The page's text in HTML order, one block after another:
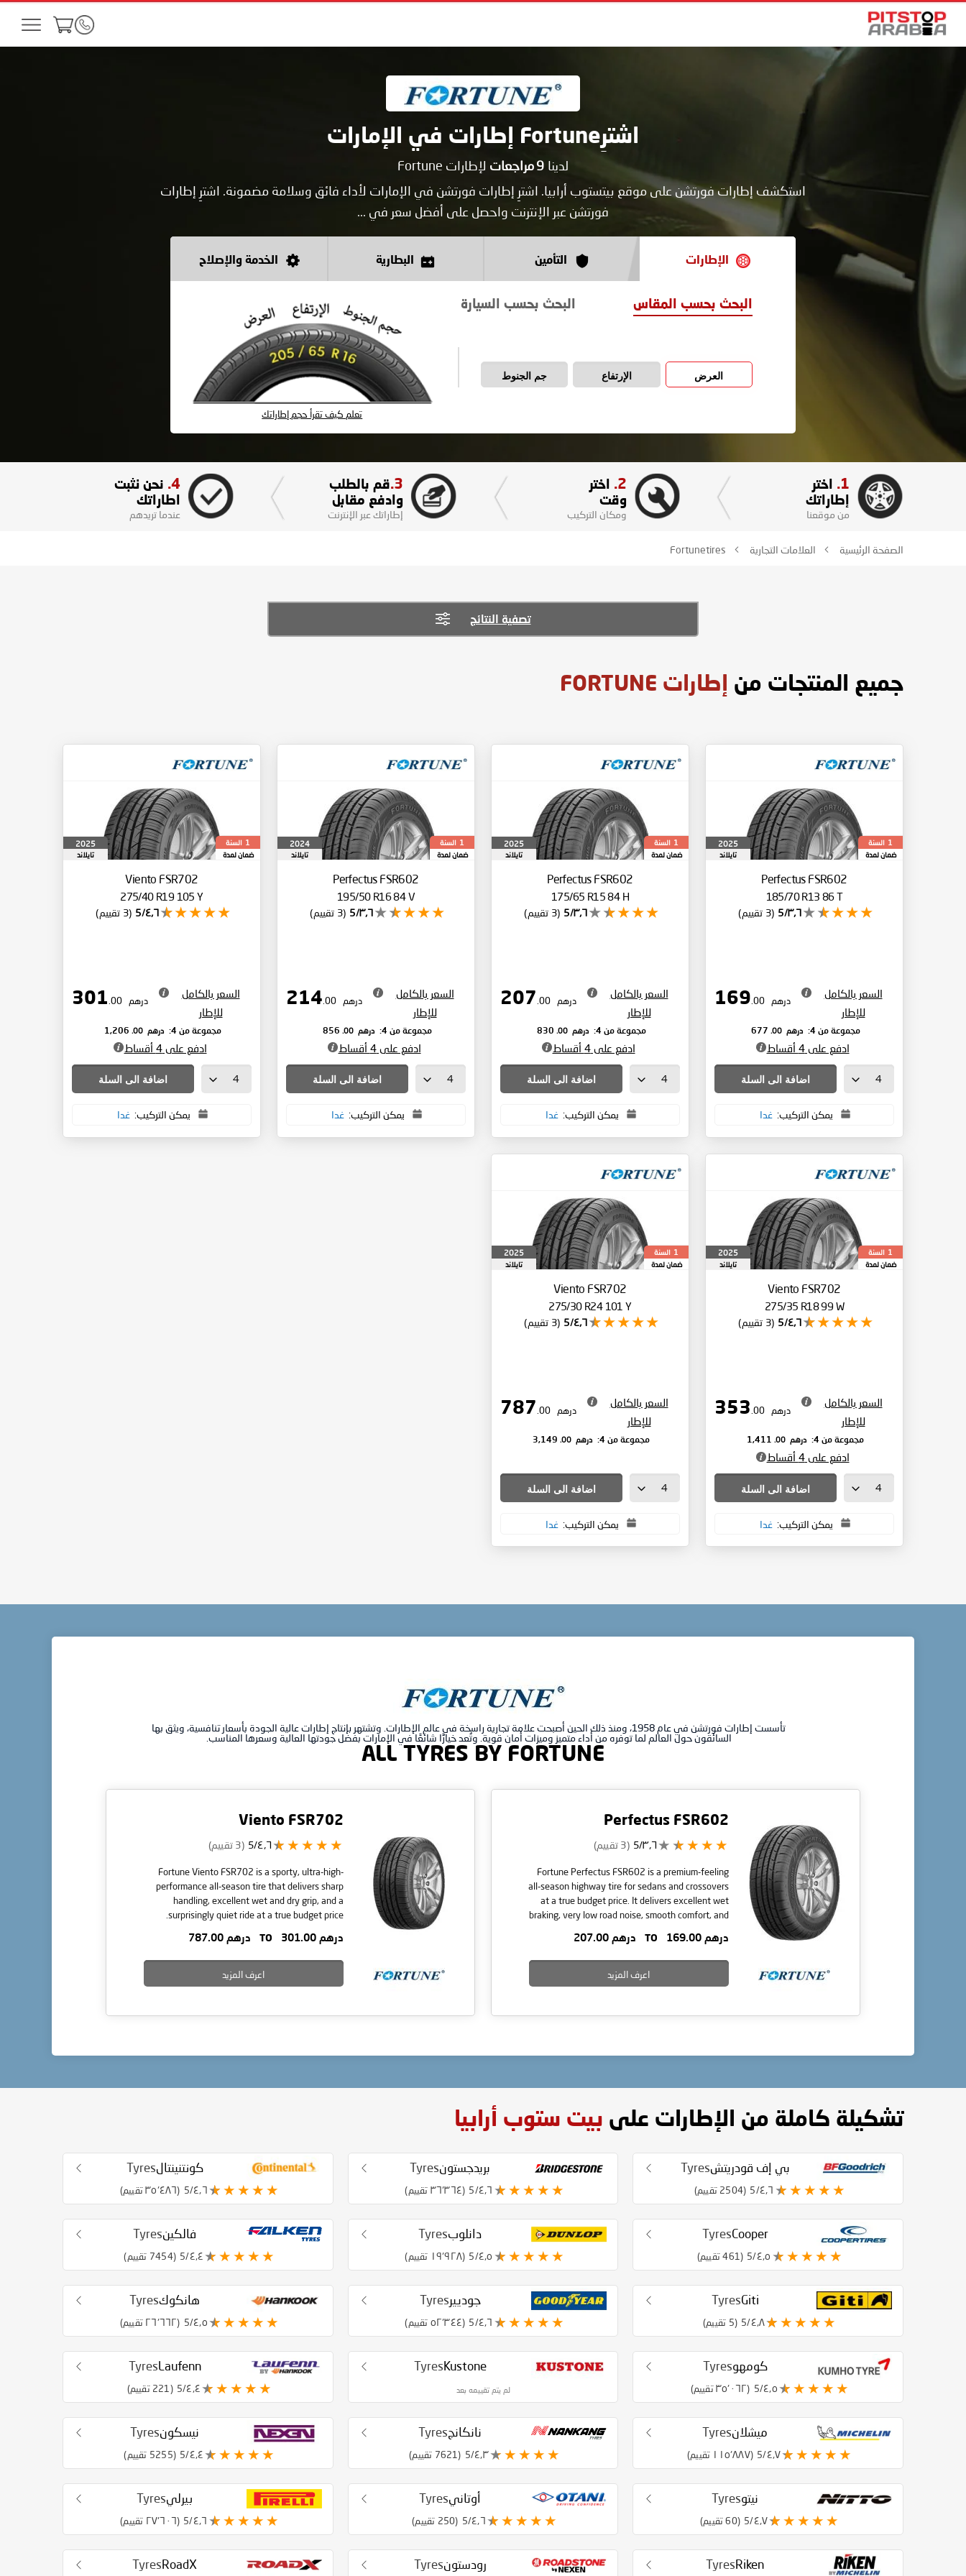
اشترِFortune إطارات في الإمارات
لدينا 9مراجعات لإطارات Fortune
استكشف إطارات فورتشن على موقع بيتستوب أرابيا. اشترِ إطارات فورتشن في الإمارات لأداء فائق وسلامة مضمونة. اشترِ إطارات
فورتشن عبر الإنترنت واحصل على أفضل سعر في ...
الإطارات التأمين البطارية الخدمة والإصلاح
البحث بحسب المقاس البحث بحسب السيارة
العرض الإرتفاع جم الجنوط
تعلم كيف تقرأ حجم إطاراتك
1.
اختر
إطاراتك
من موقعنا
2.
اختر
وقت
ومكان التركيب
3. قم بالطلب
وادفع مقابل
إطاراتك عبر الإنترنت
4. نحن نثبت
اطاراتك
عندما تريدهم
الصفحة الرئيسية العلامات التجارية Fortunetires
تصفية النتائج
جميع المنتجات من إطارات FORTUNE
1 السنة
ضمان لمدة
2025
تايلاند
Perfectus FSR602
185/70 R13 86 T
٣٫٦/5 (3 تقييم)
السعر بالكامل
للإطار
درهم .00
مجموعة من 4: درهم 677
.00
ادفع على 4 أقساط
اضافة الى السلة
يمكن التركيب: غدا
1 السنة
ضمان لمدة
2025
تايلاند
Perfectus FSR602
175/65 R15 84 H
٣٫٦/5 (3 تقييم)
السعر بالكامل
للإطار
درهم .00
مجموعة من 4: درهم 830
.00
ادفع على 4 أقساط
اضافة الى السلة
يمكن التركيب: غدا
1 السنة
ضمان لمدة
2024
تايلاند
Perfectus FSR602
195/50 R16 84 V
٣٫٦/5 (3 تقييم)
السعر بالكامل
للإطار
درهم .00
مجموعة من 4: درهم 856
.00
ادفع على 4 أقساط
اضافة الى السلة
يمكن التركيب: غدا
1 السنة
ضمان لمدة
2025
تايلاند
Viento FSR702
275/40 R19 105 Y
٤٫٦/5 (3 تقييم)
السعر بالكامل
للإطار
درهم .00
مجموعة من 4: درهم .00
ادفع على 4 أقساط
اضافة الى السلة
يمكن التركيب: غدا
1 السنة
ضمان لمدة
2025
تايلاند
Viento FSR702
275/35 R18 99 W
٤٫٦/5 (3 تقييم)
السعر بالكامل
للإطار
درهم .00
مجموعة من 4: درهم .00
ادفع على 4 أقساط
اضافة الى السلة
يمكن التركيب: غدا
1 السنة
ضمان لمدة
2025
تايلاند
Viento FSR702
275/30 R24 101 Y
٤٫٦/5 (3 تقييم)
السعر بالكامل
للإطار
درهم .00
مجموعة من 4: درهم .00
اضافة الى السلة
يمكن التركيب: غدا
تأسست إطارات فورتشن في عام 1958، ومنذ ذلك الحين أصبحت علامة تجارية راسخة في عالم الإطارات. وتشتهر بإنتاج إطارات عالية الجودة بأسعار تنافسية، ويثق بها
السائقون حول العالم لما توفره من أداء متميز وميزات أمان قوية. وتُعد خيارًا شائعًا في الإمارات بفضل جودتها العالية وسعرها المناسب.
ALL TYRES BY FORTUNE
Perfectus FSR602
٣٫٦/5 (3 تقييم)
Fortune Perfectus FSR602 is a premium-feeling
all-season highway tire for sedans and crossovers
at a true budget price. It delivers excellent wet
braking, very low road noise, smooth comfort, and
درهم 169.00 درهم 207.00
اعرف المزيد
Viento FSR702
٤٫٦/5 (3 تقييم)
Fortune Viento FSR702 is a sporty, ultra-high-
performance all-season tire that delivers sharp
handling, excellent wet and dry grip, and a
surprisingly quiet ride at a true budget price.
درهم 301.00 درهم 787.00
اعرف المزيد
تشكيلة كاملة من الإطارات على بيت ستوب أرابيا
بي إف قودريتشTyres
٤٫٦/5 (2504 تقييم)
بريدجستونTyres
٤٫٦/5 (٣٦٬٣٦٤ تقييم)
كونتنينتالTyres
٤٫٦/5 (٣٥٬٤٨٦ تقييم)
Cooper
Tyres
٤٫٥/5 (461 تقييم)
دانلوبTyres
٤٫٥/5 (١٩٬٩٢٨ تقييم)
فالكينTyres
٤٫٤/5 (7454 تقييم)
Giti
Tyres
٤٫٨/5 (5 تقييم)
جودييرTyres
٤٫٦/5 (٥٢٬٣٤٤ تقييم)
هانكوكTyres
٤٫٥/5 (٢٦٬٦٦٢ تقييم)
كومهوTyres
٤٫٥/5 (٣٥٬٠٦٢ تقييم)
Kustone
Tyres
لم يتم تقييمه بعد
Laufenn
Tyres
٤٫٤/5 (221 تقييم)
ميشلانTyres
٤٫٧/5 (١١٥٬٨٨٧ تقييم)
نانكانجTyres
٤٫٣/5 (7621 تقييم)
نيسكونTyres
٤٫٤/5 (5255 تقييم)
نيتوTyres
٤٫٧/5 (60 تقييم)
أوتانيTyres
٤٫٦/5 (250 تقييم)
بيرليTyres
٤٫٦/5 (٢٧٬٦٠٦ تقييم)
Riken
Tyres رودستونTyres
RoadX
Tyres